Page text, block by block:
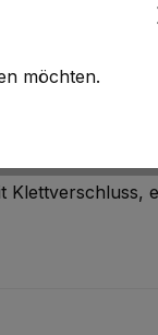
möchten.